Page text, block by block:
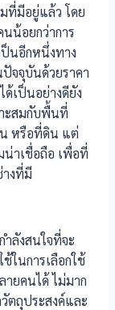
ที่มีอยู่แล้ว โดย
น้อยกว่าการ
นอีกหนึ่งทาง
ปัจจุบันด้วยราคา
ด้เป็นอย่างดียัง
ะสมกับพื้นที่
น หรือที่ดิน แต่
าเชื่อถือ เพื่อที่
งที่มี
ลังสนใจที่จะ
ในการเลือกใช้
ายคนได้ ไม่มาก
ตถุประสงค์และ